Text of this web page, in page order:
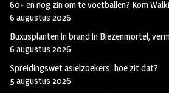
60+ en nog zin om te voetballen? Kom
6 augustus 2026
Buxusplanten in brand in Biezenmortel,
6 augustus 2026
Spreidingswet asielzoekers: hoe zit dat?
5 augustus 2026